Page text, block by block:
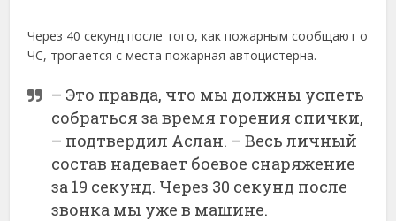
Через 40 секунд после того, как пожарным сообщают о
ЧС, трогается с места пожарная автоцистерна.
– Это правда, что мы должны успеть
собраться за время горения спички,
– подтвердил Аслан. – Весь личный
состав надевает боевое снаряжение
за 19 секунд. Через 30 секунд после
звонка мы уже в машине.